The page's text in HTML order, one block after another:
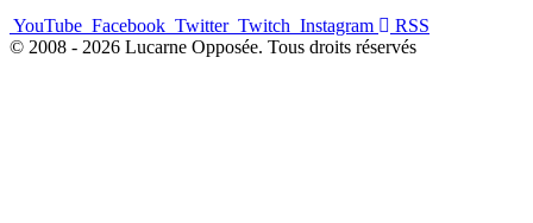
YouTube Facebook Twitter Twitch Instagram
RSS
© 2008 - 2026 Lucarne Opposée. Tous droits réservés